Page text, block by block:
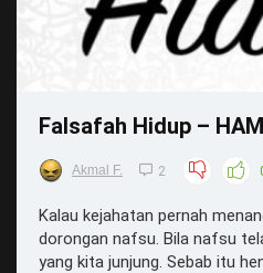
Falsafah Hidup –
Akmal F. 2
Kalau kejahatan pernah
dorongan nafsu. Bila nafsu
yang kita junjung. Sebab itu